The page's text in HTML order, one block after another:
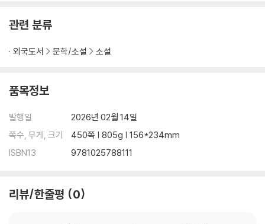
and remains as true to the original work as possible. Therefor
ps (as most of these works have been housed in our most im
This work is in the public domain in the United States of Ameri
may freely copy and distribute this work, as no entity (individu
al or corporate) has a copyright on the body of the work.
As a reproduction of a historical artifact, this work may contai
ough to be preserved, reproduced, and made generally availa
관련 분류
외국도서 문학/소설 소설
품목정보
발행일
2026년 02월 14일
쪽수, 무게, 크기
450쪽 | 805g | 156*234mm
ISBN13
9781025788111
리뷰/한줄평 0